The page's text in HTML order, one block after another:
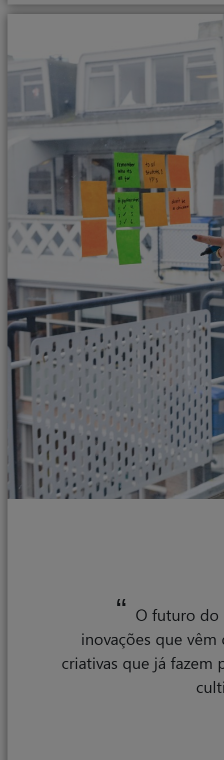
“ O futuro do
inovações que
criativas que já fazem